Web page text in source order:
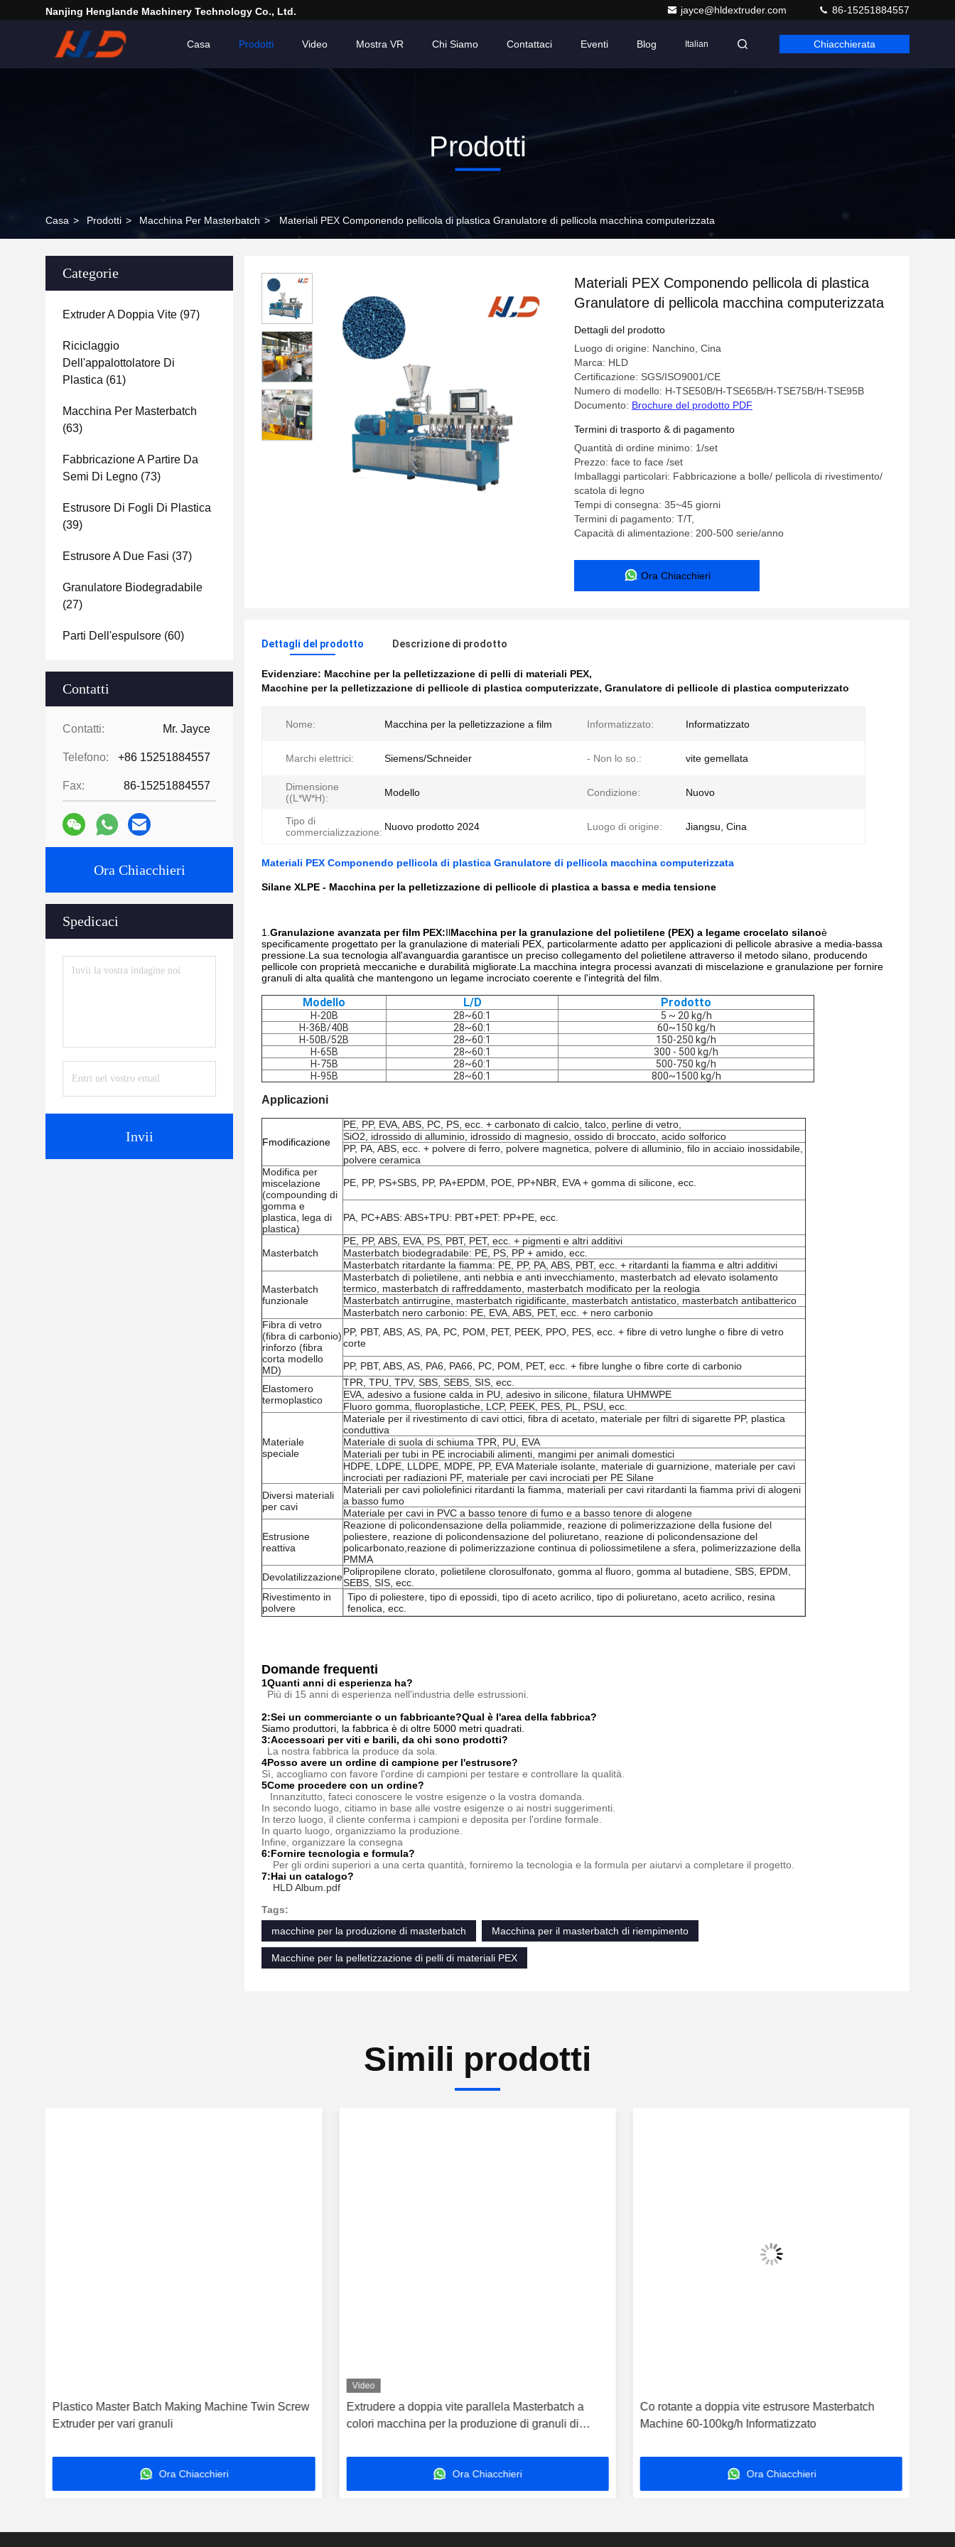
Nanjing Henglande Machinery Technology Co., Ltd. jayce@hldextruder.com 86-15251884557
Casa Prodotti Video Mostra VR Chi Siamo Contattaci Eventi Blog Italian Chiacchierata
Prodotti
Casa > Prodotti > Macchina Per Masterbatch > Materiali PEX Componendo pellicola di plastica Granulatore di pellicola macchina computerizzata
Categorie
Extruder A Doppia Vite (97)
Riciclaggio
Dell'appalottolatore Di
Plastica (61)
Macchina Per Masterbatch
(63)
Fabbricazione A Partire Da
Semi Di Legno (73)
Estrusore Di Fogli Di Plastica
(39)
Estrusore A Due Fasi (37)
Granulatore Biodegradabile
(27)
Parti Dell'espulsore (60)
Contatti
Contatti: Mr. Jayce
Telefono: +86 15251884557
Fax: 86-15251884557
Ora Chiacchieri
Spedicaci
Invii
Materiali PEX Componendo pellicola di plastica
Granulatore di pellicola macchina computerizzata
Dettagli del prodotto
Luogo di origine: Nanchino, Cina
Marca: HLD
Certificazione: SGS/ISO9001/CE
Numero di modello: H-TSE50B/H-TSE65B/H-TSE75B/H-TSE95B
Documento: Brochure del prodotto PDF
Termini di trasporto & di pagamento
Quantità di ordine minimo: 1/set
Prezzo: face to face /set
Imballaggi particolari: Fabbricazione a bolle/ pellicola di rivestimento/
scatola di legno
Tempi di consegna: 35~45 giorni
Termini di pagamento: T/T,
Capacità di alimentazione: 200-500 serie/anno
Ora Chiacchieri
Dettagli del prodotto Descrizione di prodotto
Evidenziare: Macchine per la pelletizzazione di pelli di materiali PEX,
Macchine per la pelletizzazione di pellicole di plastica computerizzate, Granulatore di pellicole di plastica computerizzato
Nome: Macchina per la pelletizzazione a film Informatizzato: Informatizzato
Marchi elettrici: Siemens/Schneider - Non lo so.: vite gemellata
Dimensione
((L*W*H):
Modello Condizione: Nuovo
Tipo di
commercializzazione: Nuovo prodotto 2024 Luogo di origine: Jiangsu, Cina
Materiali PEX Componendo pellicola di plastica Granulatore di pellicola macchina computerizzata
Silane XLPE - Macchina per la pelletizzazione di pellicole di plastica a bassa e media tensione
1. Granulazione avanzata per film PEX:IlMacchina per la granulazione del polietilene (PEX) a legame crocelato silanoè
specificamente progettato per la granulazione di materiali PEX, particolarmente adatto per applicazioni di pellicole abrasive a media-bassa
pressione.La sua tecnologia all'avanguardia garantisce un preciso collegamento del polietilene attraverso il metodo silano, producendo
pellicole con proprietà meccaniche e durabilità migliorate.La macchina integra processi avanzati di miscelazione e granulazione per fornire
granuli di alta qualità che mantengono un legame incrociato coerente e l'integrità del film.
Modello L/D Prodotto
H-20B 28~60:1
5 ~ 20 kg/h
H-36B/40B
28~60:1
60~150 kg/h
H-50B/52B
28~60:1
150-250 kg/h
H-65B
28~60:1
300 - 500 kg/h
H-75B
28~60:1
500-750 kg/h
H-95B
28~60:1 800~1500 kg/h
Applicazioni
Fmodificazione
PE, PP, EVA, ABS, PC, PS, ecc. + carbonato di calcio, talco, perline di vetro,
SiO2, idrossido di alluminio, idrossido di magnesio, ossido di broccato, acido solforico
PP, PA, ABS, ecc. + polvere di ferro, polvere magnetica, polvere di alluminio, filo in acciaio inossidabile,
polvere ceramica
Modifica per
miscelazione
(compounding di
gomma e
plastica, lega di
plastica)
PE, PP, PS+SBS, PP, PA+EPDM, POE, PP+NBR, EVA + gomma di silicone, ecc.
PA, PC+ABS: ABS+TPU: PBT+PET: PP+PE, ecc.
Masterbatch
PE, PP, ABS, EVA, PS, PBT, PET, ecc. + pigmenti e altri additivi
Masterbatch biodegradabile: PE, PS, PP + amido, ecc.
Masterbatch ritardante la fiamma: PE, PP, PA, ABS, PBT, ecc. + ritardanti la fiamma e altri additivi
Masterbatch
funzionale
Masterbatch di polietilene, anti nebbia e anti invecchiamento, masterbatch ad elevato isolamento
termico, masterbatch di raffreddamento, masterbatch modificato per la reologia
Masterbatch antirrugine, masterbatch rigidificante, masterbatch antistatico, masterbatch antibatterico
Masterbatch nero carbonio: PE, EVA, ABS, PET, ecc. + nero carbonio
Fibra di vetro
(fibra di carbonio)
rinforzo (fibra
corta modello
MD)
PP, PBT, ABS, AS, PA, PC, POM, PET, PEEK, PPO, PES, ecc. + fibre di vetro lunghe o fibre di vetro
corte
PP, PBT, ABS, AS, PA6, PA66, PC, POM, PET, ecc. + fibre lunghe o fibre corte di carbonio
Elastomero
termoplastico
TPR, TPU, TPV, SBS, SEBS, SIS, ecc.
EVA, adesivo a fusione calda in PU, adesivo in silicone, filatura UHMWPE
Fluoro gomma, fluoroplastiche, LCP, PEEK, PES, PL, PSU, ecc.
Materiale
speciale
Materiale per il rivestimento di cavi ottici, fibra di acetato, materiale per filtri di sigarette PP, plastica
conduttiva
Materiale di suola di schiuma TPR, PU, EVA
Materiali per tubi in PE incrociabili alimenti, mangimi per animali domestici
HDPE, LDPE, LLDPE, MDPE, PP, EVA Materiale isolante, materiale di guarnizione, materiale per cavi
incrociati per radiazioni PF, materiale per cavi incrociati per PE Silane
Diversi materiali
per cavi
Materiali per cavi poliolefinici ritardanti la fiamma, materiali per cavi ritardanti la fiamma privi di alogeni
a basso fumo
Materiale per cavi in PVC a basso tenore di fumo e a basso tenore di alogene
Estrusione
reattiva
Reazione di policondensazione della poliammide, reazione di polimerizzazione della fusione del
poliestere, reazione di policondensazione del poliuretano, reazione di policondensazione del
policarbonato,reazione di polimerizzazione continua di poliossimetilene a sfera, polimerizzazione della
PMMA
DevolatilizzazionePolipropilene clorato, polietilene clorosulfonato, gomma al fluoro, gomma al butadiene, SBS, EPDM,
SEBS, SIS, ecc.
Rivestimento in
polvere
Tipo di poliestere, tipo di epossidi, tipo di aceto acrilico, tipo di poliuretano, aceto acrilico, resina
fenolica, ecc.